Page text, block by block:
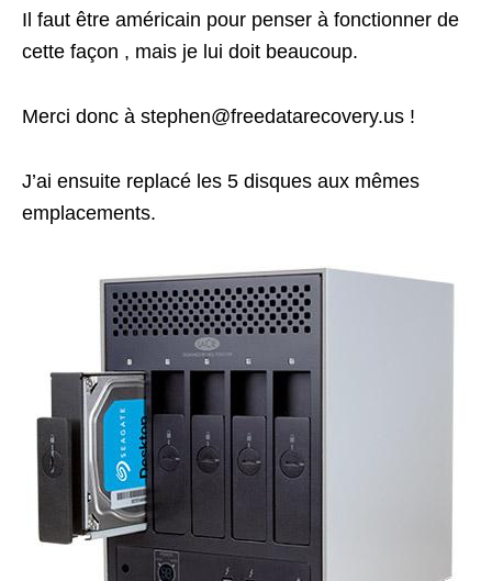
Il faut être américain pour penser à fonctionner de
cette façon , mais je lui doit beaucoup.
Merci donc à stephen@freedatarecovery.us !
J’ai ensuite replacé les 5 disques aux mêmes
emplacements.